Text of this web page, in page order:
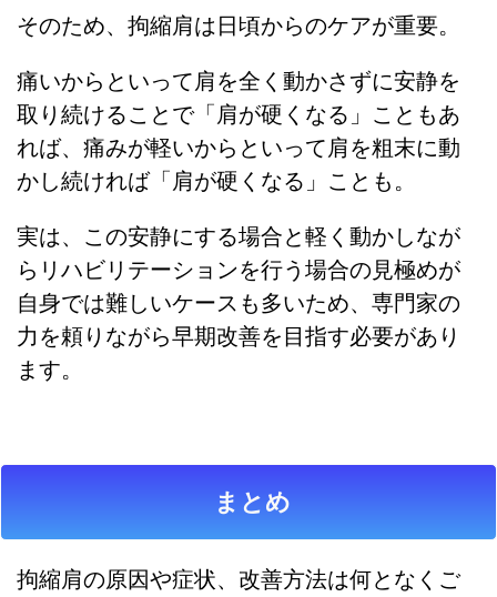
そのため、拘縮肩は日頃からのケアが重要。
痛いからといって肩を全く動かさずに安静を
取り続けることで「肩が硬くなる」こともあ
れば、痛みが軽いからといって肩を粗末に動
かし続ければ「肩が硬くなる」ことも。
実は、この安静にする場合と軽く動かしなが
らリハビリテーションを行う場合の見極めが
自身では難しいケースも多いため、専門家の
力を頼りながら早期改善を目指す必要があり
ます。
まとめ
拘縮肩の原因や症状、改善方法は何となくご